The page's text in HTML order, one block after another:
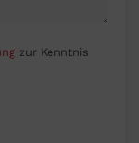
zur Kenntnis